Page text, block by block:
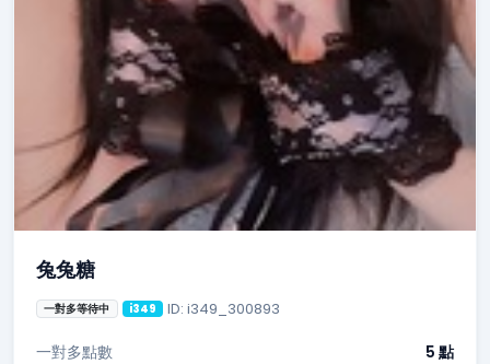
兔兔糖
一對多等待中 i349 ID: i349_300893
一對多點數
5 點